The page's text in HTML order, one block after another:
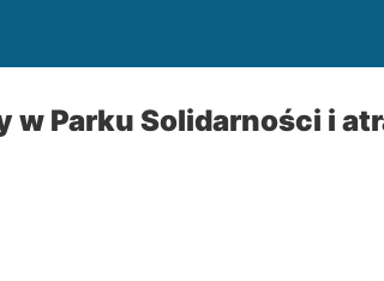
w Parku Solidarności i